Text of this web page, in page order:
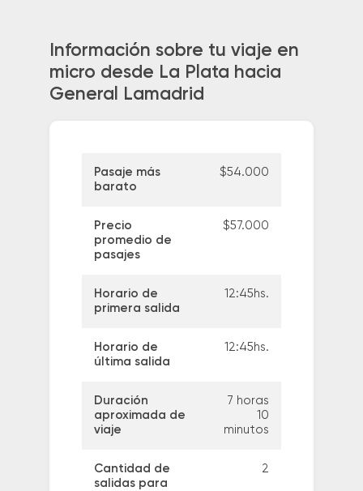
Información sobre tu viaje en
micro desde La Plata hacia
General Lamadrid
Pasaje más
barato
$54.000
Precio
promedio de
pasajes
$57.000
Horario de
primera salida
12:45hs.
Horario de
última salida
12:45hs.
Duración
aproximada de
viaje
7 horas
10
minutos
Cantidad de
salidas para
2